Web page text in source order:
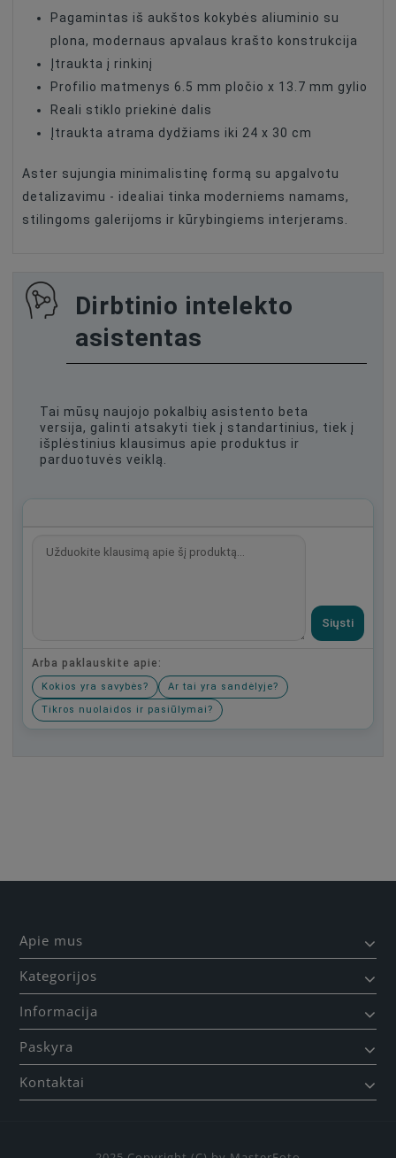
Pagamintas iš aukštos kokybės aliuminio su
plona, modernaus apvalaus krašto konstrukcija
Įtraukta į rinkinį
Profilio matmenys 6.5 mm pločio x 13.7 mm gylio
Reali stiklo priekinė dalis
Įtraukta atrama dydžiams iki 24 x 30 cm
Aster sujungia minimalistinę formą su apgalvotu
detalizavimu - idealiai tinka moderniems namams,
stilingoms galerijoms ir kūrybingiems interjerams.
Dirbtinio intelekto
asistentas
Tai mūsų naujojo pokalbių asistento beta
versija, galinti atsakyti tiek į standartinius, tiek į
išplėstinius klausimus apie produktus ir
parduotuvės veiklą.
Siųsti
Arba paklauskite apie:
Kokios yra savybės?
Ar tai yra sandėlyje?
Tikros nuolaidos ir pasiūlymai?
Apie mus
Kategorijos
Informacija
Paskyra
Kontaktai